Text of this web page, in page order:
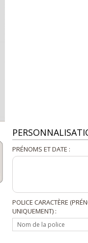
PRÉNOMS ET DATE :
POLICE CARACTÈRE
UNIQUEMENT) :
Nom de la police